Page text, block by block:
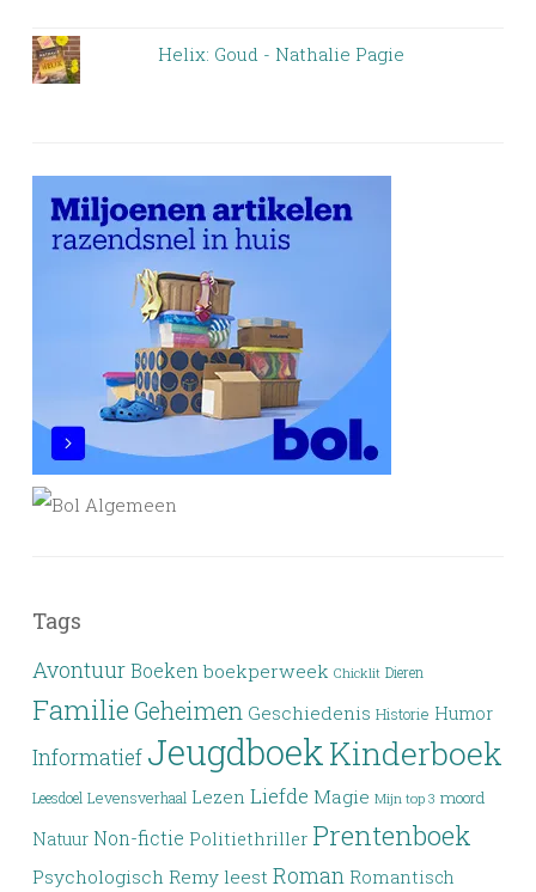
Helix: Goud - Nathalie Pagie
Tags
Avontuur Boeken boekperweek Chicklit Dieren
Familie Geheimen Geschiedenis Historie Humor
Informatief JeugdboekKinderboek
Leesdoel Levensverhaal Lezen Liefde Magie Mijn top 3 moord
Natuur Non-fictie Politiethriller Prentenboek
Psychologisch Remy leest Roman Romantisch